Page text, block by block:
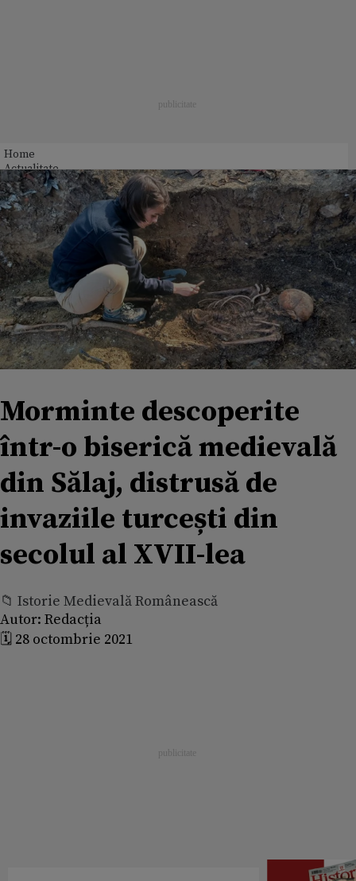
Home
Actualitate
Morminte descoperite
într-o biserică medievală
din Sălaj, distrusă de
invaziile turcești din
secolul al XVII-lea
📁 Istorie Medievală Românească
Autor: Redacția
🗓️ 28 octombrie 2021